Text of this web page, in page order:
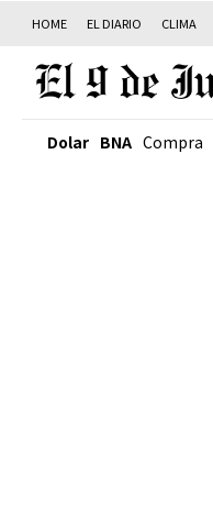
HOME EL DIARIO CLIMA
Dolar BNA Compra